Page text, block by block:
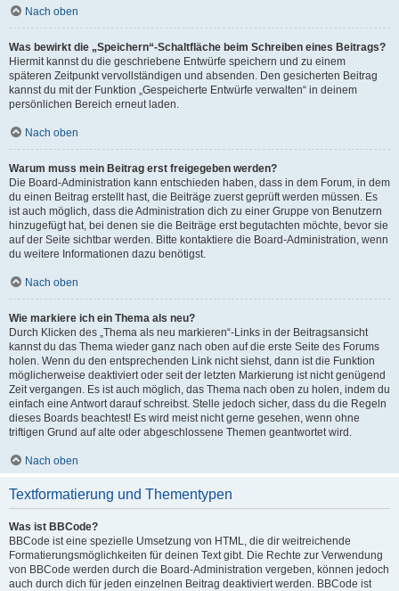
Nach oben
Was bewirkt die „Speichern“-Schaltfläche beim Schreiben eines Beitrags?
Hiermit kannst du die geschriebene Entwürfe speichern und zu einem
späteren Zeitpunkt vervollständigen und absenden. Den gesicherten Beitrag
kannst du mit der Funktion „Gespeicherte Entwürfe verwalten“ in deinem
persönlichen Bereich erneut laden.
Nach oben
Warum muss mein Beitrag erst freigegeben werden?
Die Board-Administration kann entschieden haben, dass in dem Forum, in dem
du einen Beitrag erstellt hast, die Beiträge zuerst geprüft werden müssen. Es
ist auch möglich, dass die Administration dich zu einer Gruppe von Benutzern
hinzugefügt hat, bei denen sie die Beiträge erst begutachten möchte, bevor sie
auf der Seite sichtbar werden. Bitte kontaktiere die Board-Administration, wenn
du weitere Informationen dazu benötigst.
Nach oben
Wie markiere ich ein Thema als neu?
Durch Klicken des „Thema als neu markieren“-Links in der Beitragsansicht
kannst du das Thema wieder ganz nach oben auf die erste Seite des Forums
holen. Wenn du den entsprechenden Link nicht siehst, dann ist die Funktion
möglicherweise deaktiviert oder seit der letzten Markierung ist nicht genügend
Zeit vergangen. Es ist auch möglich, das Thema nach oben zu holen, indem du
einfach eine Antwort darauf schreibst. Stelle jedoch sicher, dass du die Regeln
dieses Boards beachtest! Es wird meist nicht gerne gesehen, wenn ohne
triftigen Grund auf alte oder abgeschlossene Themen geantwortet wird.
Nach oben
Textformatierung und Thementypen
Was ist BBCode?
BBCode ist eine spezielle Umsetzung von HTML, die dir weitreichende
Formatierungsmöglichkeiten für deinen Text gibt. Die Rechte zur Verwendung
von BBCode werden durch die Board-Administration vergeben, können jedoch
auch durch dich für jeden einzelnen Beitrag deaktiviert werden. BBCode ist